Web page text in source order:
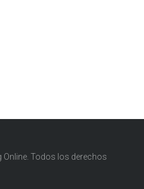
Online. Todos los derechos